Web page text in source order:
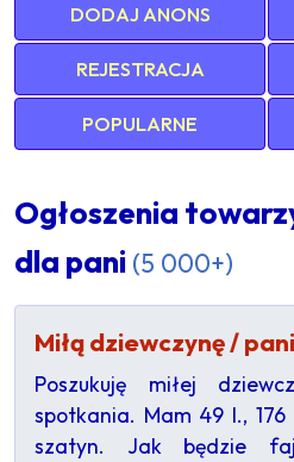
DODAJ ANONS
REJESTRACJA
POPULARNE
Ogłoszenia
dla pani (5 000+)
Miłą dziewczynę /
Poszukuję miłej
spotkania. Mam 49 l.,
szatyn. Jak będzie